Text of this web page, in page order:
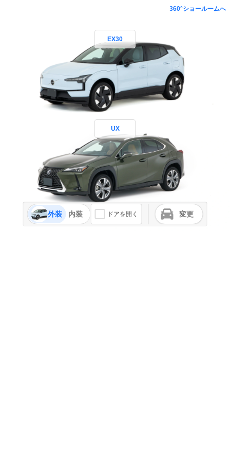
360°ショールームへ
EX30
UX
外装 内装 ドアを開く 変更